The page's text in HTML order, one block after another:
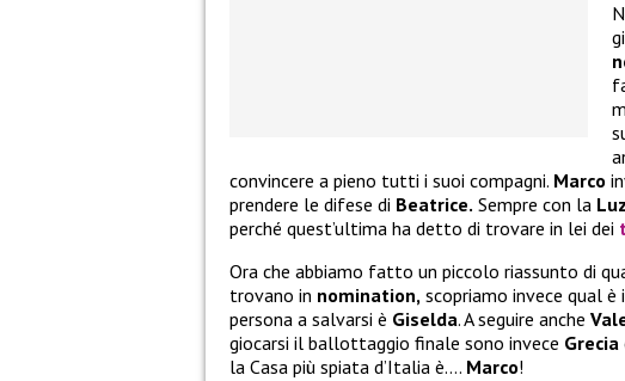
convincere a pieno tutti i suoi compagni. Marco
prendere le difese di Beatrice. Sempre con la
perché quest’ultima ha detto di trovare in lei dei
Ora che abbiamo fatto un piccolo riassunto di
trovano in nomination, scopriamo invece qual
persona a salvarsi è Giselda. A seguire anche
giocarsi il ballottaggio finale sono invece Grecia
la Casa più spiata d’Italia è…. Marco!